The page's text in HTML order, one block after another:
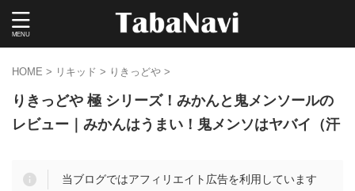
HOME > リキッド > りきっどや >
りきっどや 極 シリーズ！みかんと鬼メンソールの
レビュー｜みかんはうまい！鬼メンソはヤバイ（汗
当ブログではアフィリエイト広告を利用しています